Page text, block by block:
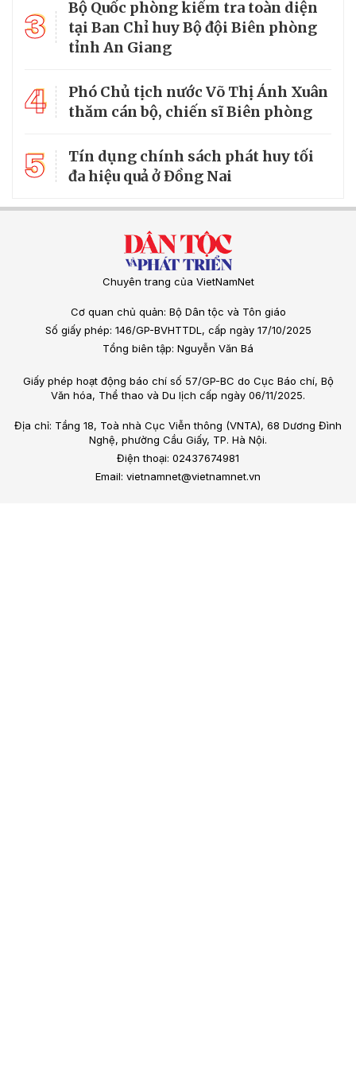
3
Bộ Quốc phòng kiểm tra toàn diện
tại Ban Chỉ huy Bộ đội Biên phòng
tỉnh An Giang
4
Phó Chủ tịch nước Võ Thị Ánh Xuân
thăm cán bộ, chiến sĩ Biên phòng
5
Tín dụng chính sách phát huy tối
đa hiệu quả ở Đồng Nai
Chuyên trang của VietNamNet
Cơ quan chủ quản: Bộ Dân tộc và Tôn giáo
Số giấy phép: 146/GP-BVHTTDL, cấp ngày 17/10/2025
Tổng biên tập: Nguyễn Văn Bá
Giấy phép hoạt động báo chí số 57/GP-BC do Cục Báo chí, Bộ
Văn hóa, Thể thao và Du lịch cấp ngày 06/11/2025.
Địa chỉ: Tầng 18, Toà nhà Cục Viễn thông (VNTA), 68 Dương Đình
Nghệ, phường Cầu Giấy, TP. Hà Nội.
Điện thoại: 02437674981
Email: vietnamnet@vietnamnet.vn